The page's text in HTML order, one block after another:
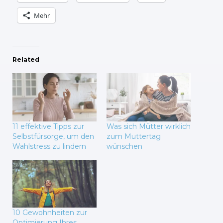
Mehr
Related
11 effektive Tipps zur
Selbstfürsorge, um den
Wahlstress zu lindern
Was sich Mütter wirklich
zum Muttertag
wünschen
10 Gewohnheiten zur